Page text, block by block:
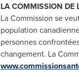
LA COMMISSION DE
La Commission se
population
personnes
changement. La